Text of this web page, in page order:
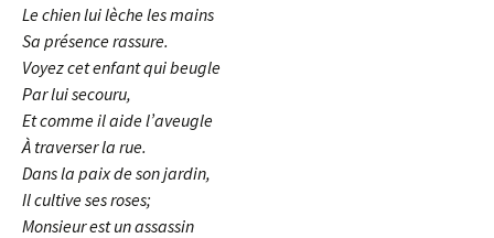
Le chien lui lèche les mains
Sa présence rassure.
Voyez cet enfant qui beugle
Par lui secouru,
Et comme il aide l’aveugle
À traverser la rue.
Dans la paix de son jardin,
Il cultive ses roses;
Monsieur est un assassin